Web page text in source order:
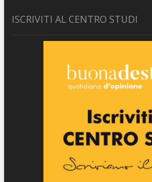
ISCRIVITI AL CENTRO STUDI